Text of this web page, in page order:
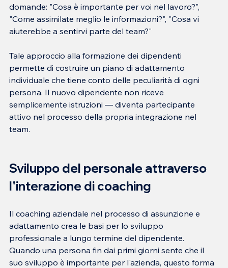
domande: "Cosa è importante per voi nel lavoro?",
"Come assimilate meglio le informazioni?", "Cosa vi
Tale approccio alla formazione dei dipendenti
permette di costruire un piano di adattamento
individuale che tiene conto delle peculiarità di ogni
persona. Il nuovo dipendente non riceve
semplicemente istruzioni — diventa partecipante
attivo nel processo della propria integrazione nel
Sviluppo del personale attraverso
l'interazione di coaching
Il coaching aziendale nel processo di assunzione e
adattamento crea le basi per lo sviluppo
professionale a lungo termine del dipendente.
Quando una persona fin dai primi giorni sente che il
suo sviluppo è importante per l'azienda, questo forma